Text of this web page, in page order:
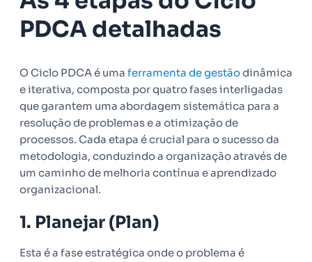
PDCA detalhadas
O Ciclo PDCA é uma ferramenta de gestãodinâmica
e iterativa, composta por quatro fases interligadas
que garantem uma abordagem sistemática para a
resolução de problemas e a otimização de
processos. Cada etapa é crucial para o sucesso da
metodologia, conduzindo a organização através de
um caminho de melhoria contínua e aprendizado
organizacional.
1. Planejar (Plan)
Esta é a fase estratégica onde o problema é